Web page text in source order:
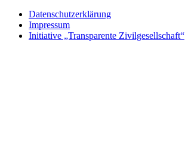
Datenschutzerklärung
Impressum
Initiative „Transparente Zivilgesellschaft“